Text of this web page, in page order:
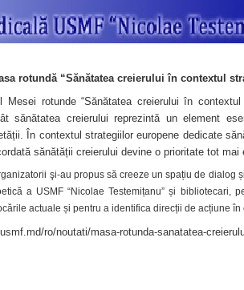
rotundă “Sănătatea creierului în contextul
Mesei rotunde “Sănătatea creierului în
sănătatea creierului reprezintă un element
În contextul strategiilor europene dedicate
sănătății creierului devine o prioritate tot mai
şi-au propus să creeze un spațiu de dialog
a USMF “Nicolae Testemițanu” și bibliotecari,
actuale și pentru a identifica direcții de acțiune
ro/noutati/masa-rotunda-sanatatea-